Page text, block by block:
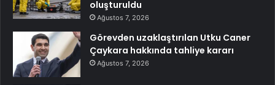
oluşturuldu
Ağustos 7, 2026
Görevden uzaklaştırılan Utku Caner
Çaykara hakkında tahliye kararı
Ağustos 7, 2026